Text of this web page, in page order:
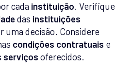
cada instituição. Verifique
das instituições
uma decisão. Considere
condições contratuais e
serviços oferecidos.